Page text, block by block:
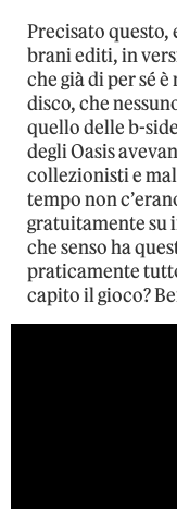
Precisato
brani editi, in
che già di per sé
disco, che
quello delle b-
degli Oasis
collezionisti e
tempo non
gratuitamente su
che senso ha
praticamente
capito il gioco?